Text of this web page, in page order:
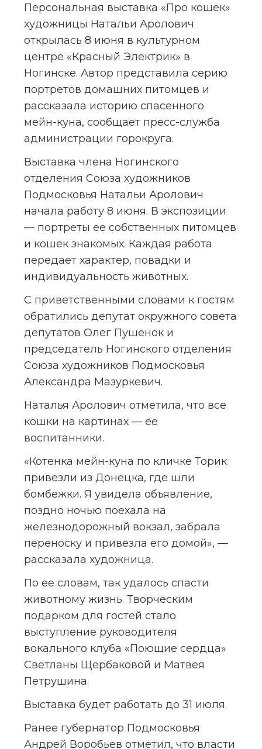
Персональная выставка «Про кошек»
художницы Натальи Аролович
открылась 8 июня в культурном
центре «Красный Электрик» в
Ногинске. Автор представила серию
портретов домашних питомцев и
рассказала историю спасенного
мейн-куна, сообщает пресс-служба
администрации горокруга.
Выставка члена Ногинского
отделения Союза художников
Подмосковья Натальи Аролович
начала работу 8 июня. В экспозиции
— портреты ее собственных питомцев
и кошек знакомых. Каждая работа
передает характер, повадки и
индивидуальность животных.
С приветственными словами к гостям
обратились депутат окружного совета
депутатов Олег Пушенок и
председатель Ногинского отделения
Союза художников Подмосковья
Александра Мазуркевич.
Наталья Аролович отметила, что все
кошки на картинах — ее
воспитанники.
«Котенка мейн-куна по кличке Торик
привезли из Донецка, где шли
бомбежки. Я увидела объявление,
поздно ночью поехала на
железнодорожный вокзал, забрала
переноску и привезла его домой», —
рассказала художница.
По ее словам, так удалось спасти
животному жизнь. Творческим
подарком для гостей стало
выступление руководителя
вокального клуба «Поющие сердца»
Светланы Щербаковой и Матвея
Петрушина.
Выставка будет работать до 31 июля.
Ранее губернатор Подмосковья
Андрей Воробьев отметил, что власти